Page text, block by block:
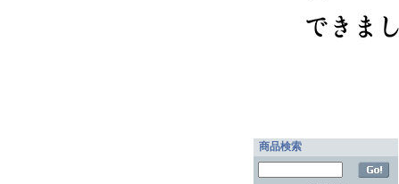
商品検索